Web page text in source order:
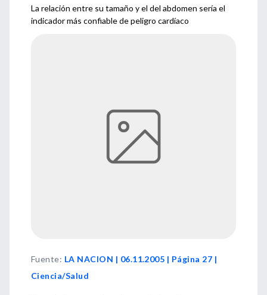
La relación entre su tamaño y el del abdomen sería el
indicador más confiable de peligro cardíaco
Fuente: LA NACION | 06.11.2005 | Página 27 |
Ciencia/Salud